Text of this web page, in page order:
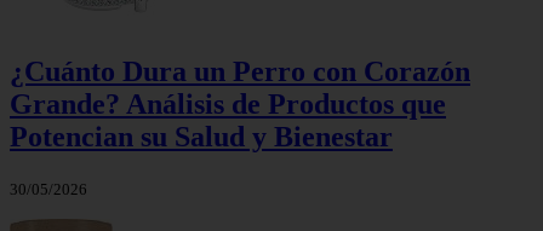
¿Cuánto Dura un Perro con Corazón
Grande? Análisis de Productos que
Potencian su Salud y Bienestar
30/05/2026